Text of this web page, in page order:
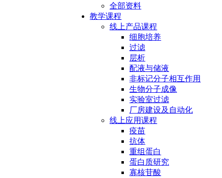
全部资料
教学课程
线上产品课程
细胞培养
过滤
层析
配液与储液
非标记分子相互作用
生物分子成像
实验室过滤
厂房建设及自动化
线上应用课程
疫苗
抗体
重组蛋白
蛋白质研究
寡核苷酸